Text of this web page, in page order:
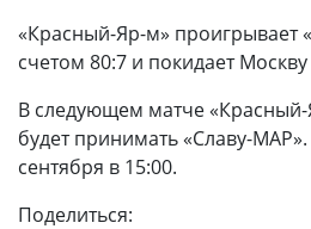
«Красный-Яр-м» проигрывает
счетом 80:7 и покидает
В следующем матче
будет принимать «Славу-
сентября в 15:00.
Поделиться: